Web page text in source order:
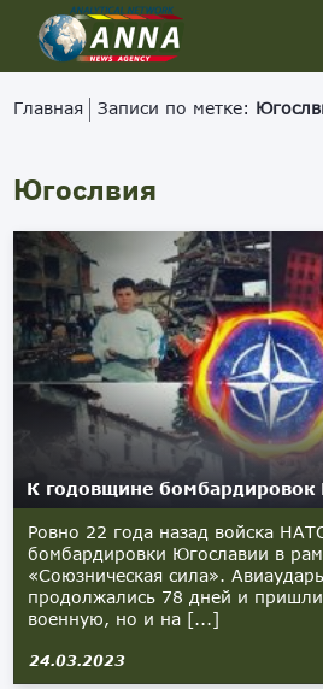
Главная Записи по метке:
Югослвия
К годовщине бомбардировок
Ровно 22 года назад войска
бомбардировки Югославии в
«Союзническая сила».
продолжались 78 дней и
военную, но и на [...]
24.03.2023